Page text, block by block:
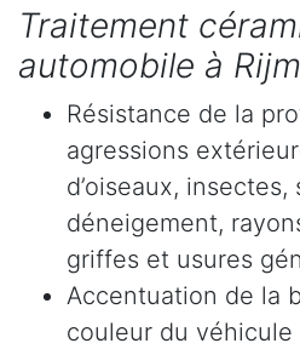
Traitement
automobile à
Résistance de la
agressions
d’oiseaux, insectes,
déneigement,
griffes et usures
Accentuation de la
couleur du véhicule